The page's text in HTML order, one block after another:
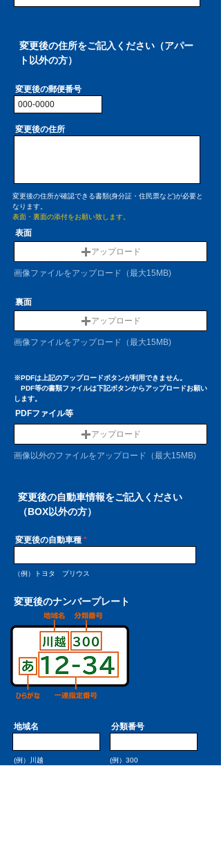
​変更後の住所をご記入ください（アパー
ト以外の方）
変更後の郵便番号
変更後の住所
変更後の住所が確認できる書類(身分証・住民票など)が必要と
なります。
表面・裏面の添付をお願い致します。
表面
アップロード
画像ファイルをアップロード（最大15MB)
裏面
アップロード
画像ファイルをアップロード（最大15MB)
※PDFは上記のアップロードボタンが利用できません。
PDF等の書類ファイルは下記ボタンからアップロードお願い
します。
PDFファイル等
アップロード
画像以外のファイルをアップロード（最大15MB)
​変更後の自動車情報をご記入ください
（BOX以外の方）
変更後の自動車種
（例）トヨタ プリウス
変更後のナンバープレート
地域名
(例）川越
分類番号
(例）300